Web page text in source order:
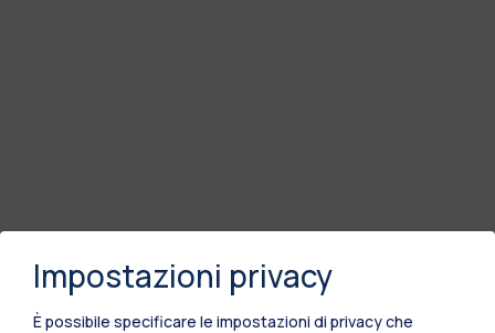
Impostazioni privacy
È possibile specificare le impostazioni di privacy che